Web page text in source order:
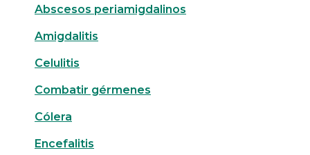
Abscesos periamigdalinos
Amigdalitis
Celulitis
Combatir gérmenes
Cólera
Encefalitis